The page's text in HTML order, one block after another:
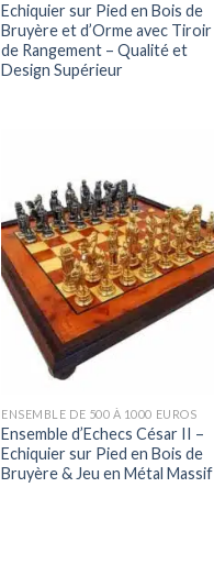
Echiquier sur Pied en Bois de
Bruyère et d’Orme avec Tiroir
de Rangement – Qualité et
Design Supérieur
ENSEMBLE DE 500 À 1000 EUROS
Ensemble d’Echecs César II –
Echiquier sur Pied en Bois de
Bruyère & Jeu en Métal Massif